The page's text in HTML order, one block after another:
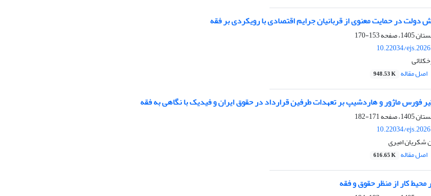
دولت در حمایت معنوی از قربانیان جرایم اقتصادی با رویکردی بر فقه
153-170
10.22034/
اصل مقاله 948.53 K
فورس ماژور و هاردشیپ بر تعهدات طرفین قرارداد در حقوق ایران و فیدیک با نگاهی به فقه
171-182
10.22034/
شکریان امیری
اصل مقاله 616.65 K
کار از منظر حقوقو فقه